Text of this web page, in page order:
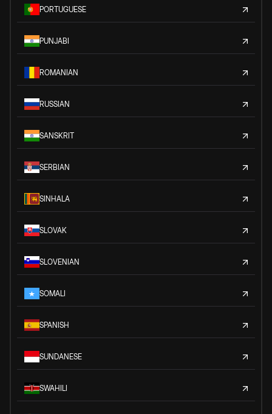
PORTUGUESE
PUNJABI
ROMANIAN
RUSSIAN
SANSKRIT
SERBIAN
SINHALA
SLOVAK
SLOVENIAN
SOMALI
SPANISH
SUNDANESE
SWAHILI